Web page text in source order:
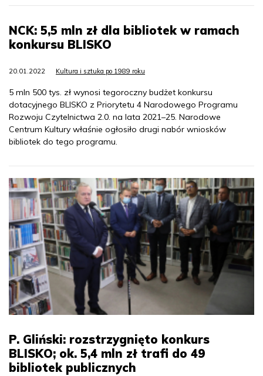
NCK: 5,5 mln zł dla bibliotek w ramach
konkursu BLISKO
20.01.2022 Kultura i sztuka po 1989 roku
5 mln 500 tys. zł wynosi tegoroczny budżet konkursu
dotacyjnego BLISKO z Priorytetu 4 Narodowego Programu
Rozwoju Czytelnictwa 2.0. na lata 2021–25. Narodowe
Centrum Kultury właśnie ogłosiło drugi nabór wniosków
bibliotek do tego programu.
P. Gliński: rozstrzygnięto konkurs
BLISKO; ok. 5,4 mln zł trafi do 49
bibliotek publicznych